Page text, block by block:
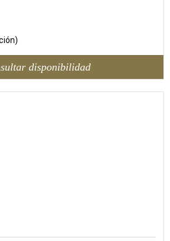
disponibilidad